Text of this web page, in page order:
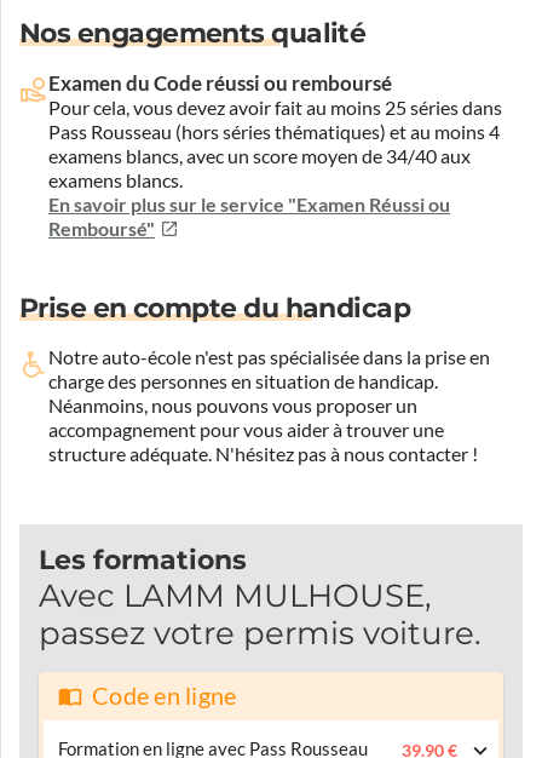
Nos engagements qualité
Examen du Code réussi ou remboursé
Pour cela, vous devez avoir fait au moins 25 séries dans
Pass Rousseau (hors séries thématiques) et au moins 4
examens blancs, avec un score moyen de 34/40 aux
examens blancs.
En savoir plus sur le service "Examen Réussi ou
Remboursé"
Prise en compte du handicap
Notre auto-école n'est pas spécialisée dans la prise en
charge des personnes en situation de handicap.
Néanmoins, nous pouvons vous proposer un
accompagnement pour vous aider à trouver une
structure adéquate. N'hésitez pas à nous contacter !
Les formations
Avec LAMM MULHOUSE,
passez votre permis voiture.
Code en ligne
Formation en ligne avec Pass Rousseau 39.90 €